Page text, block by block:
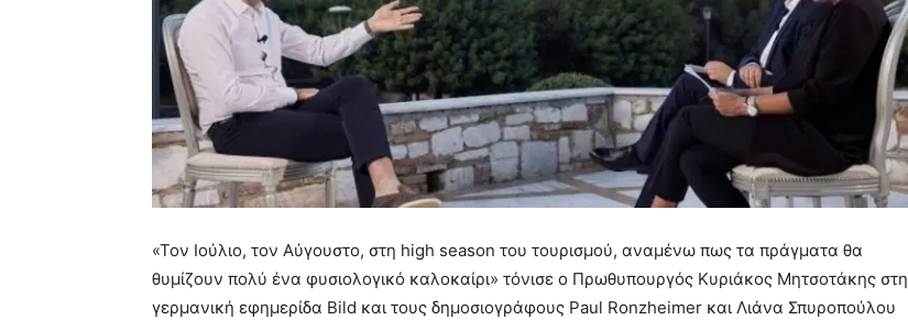
«Τον Ιούλιο, τον Αύγουστο, στη high season του τουρισμού, αναμένω πως τα πράγματα θα
θυμίζουν πολύ ένα φυσιολογικό καλοκαίρι» τόνισε ο Πρωθυπουργός Κυριάκος Μητσοτάκης στη
γερμανική εφημερίδα Bild και τους δημοσιογράφους Paul Ronzheimer και Λιάνα Σπυροπούλου